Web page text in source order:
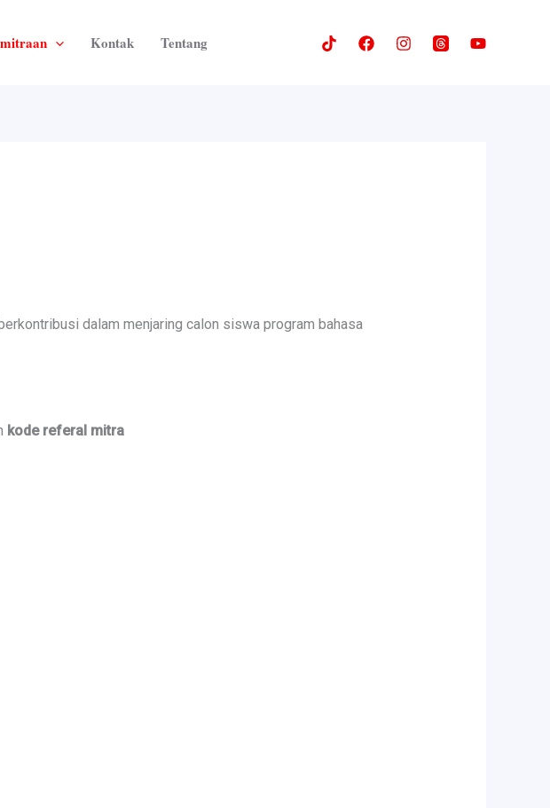
Kontak Tentang
dalam menjaring calon siswa program bahasa
kode referal mitra